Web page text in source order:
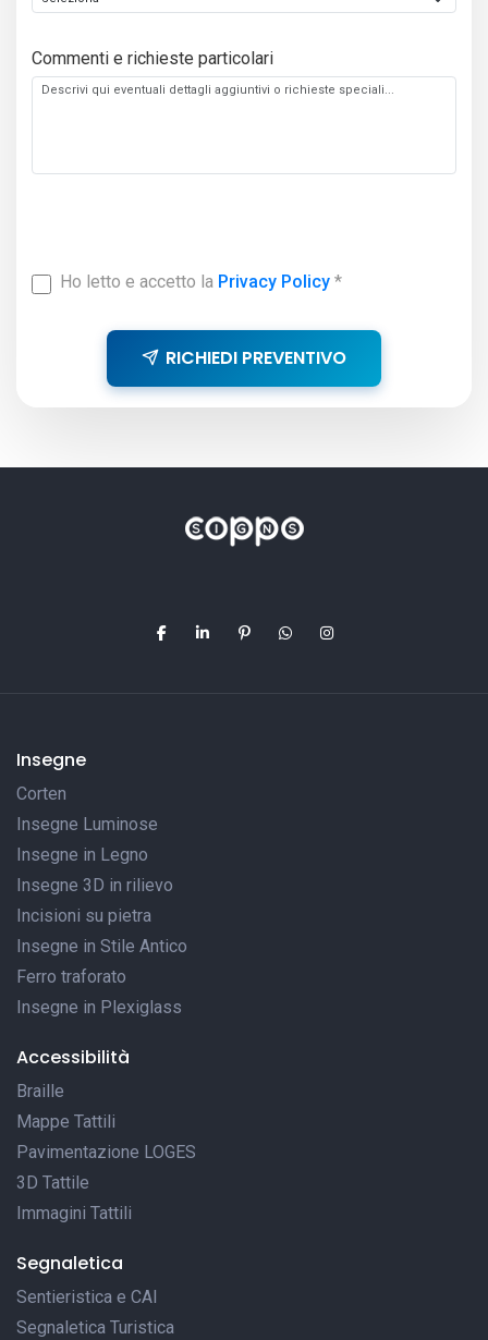
Commenti e richieste particolari
Ho letto e accetto la Privacy Policy*
RICHIEDI PREVENTIVO
Insegne
Corten
Insegne Luminose
Insegne in Legno
Insegne 3D in rilievo
Incisioni su pietra
Insegne in Stile Antico
Ferro traforato
Insegne in Plexiglass
Accessibilità
Braille
Mappe Tattili
Pavimentazione LOGES
3D Tattile
Immagini Tattili
Segnaletica
Sentieristica e CAI
Segnaletica Turistica